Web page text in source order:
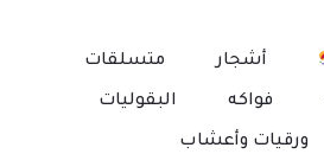
أشجار متسلقات
فواكه البقوليات
ورقيات وأعشاب